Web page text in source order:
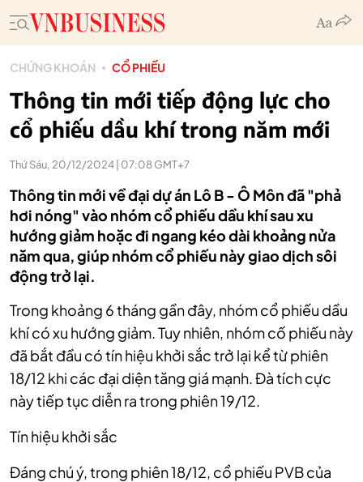
CHỨNG KHOÁN CỔ PHIẾU
Thông tin mới tiếp động lực cho
cổ phiếu dầu khí trong năm mới
Thứ Sáu, 20/12/2024 | 07:08 GMT+7
Thông tin mới về đại dự án Lô B - Ô Môn đã "phả
hơi nóng" vào nhóm cổ phiếu dầu khí sau xu
hướng giảm hoặc đi ngang kéo dài khoảng nửa
năm qua, giúp nhóm cổ phiếu này giao dịch sôi
động trở lại.
Trong khoảng 6 tháng gần đây, nhóm cổ phiếu dầu
khí có xu hướng giảm. Tuy nhiên, nhóm cố phiếu này
đã bắt đầu có tín hiệu khởi sắc trở lại kể từ phiên
18/12 khi các đại diện tăng giá mạnh. Đà tích cực
này tiếp tục diễn ra trong phiên 19/12.
Tín hiệu khởi sắc
Đáng chú ý, trong phiên 18/12, cổ phiếu PVB của